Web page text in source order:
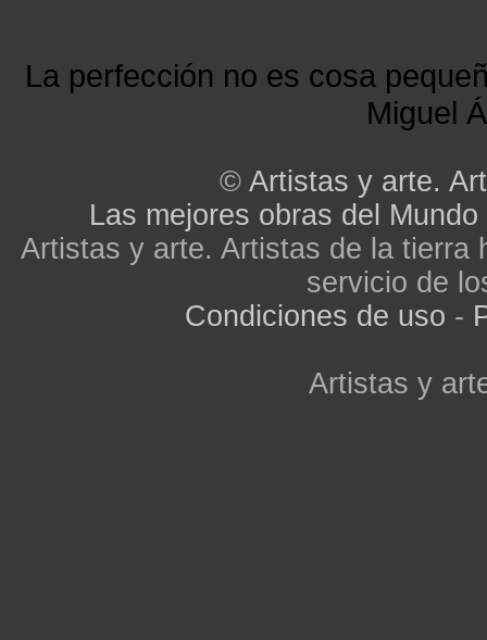
La perfección no es cosa
Miguel
© Artistas y arte.
Las mejores obras del Mundo
Artistas y arte. Artistas de la tierra
servicio de
Condiciones de uso -
Artistas y